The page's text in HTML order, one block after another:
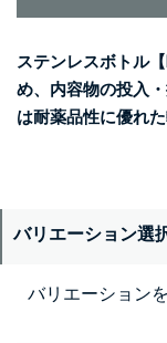
ステンレスボトル
め、内容物の投入
は耐薬品性に優れた
バリエーション選
バリエーション